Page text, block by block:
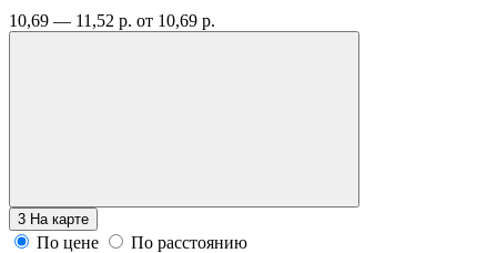
10,69 — 11,52 р. от 10,69 р.
3 На карте
По цене
По расстоянию